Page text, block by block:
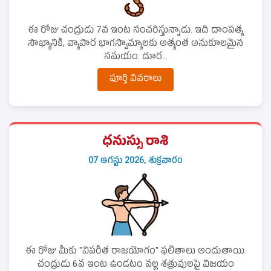
ఈ రోజు చంద్రుడు 7వ ఇంట సంచరిస్తున్నాడు. ఇది దాంపత్య
సౌఖ్యానికి, వ్యాపార భాగస్వామ్యాలకు అత్యంత అనుకూలమైన
సమయం. దూర...
పూర్తి వివరాలు
ధనుస్సు రాశి
07 ఆగస్టు 2026, శుక్రవారం
ఈ రోజు మీకు "విపరీత రాజయోగం" ఫలితాలు అందుతాయి.
చంద్రుడు 6వ ఇంట ఉండటం వల్ల శత్రువులపై విజయం